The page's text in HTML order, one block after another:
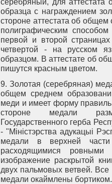
образца с награждением
стороне аттестата об
полиграфическим
первой и второй
четвертой - на русском
образцом. В аттестате об
пишутся красным цветом.
9. Золотая (серебряная)
общем среднем
меди и имеет форму
стороне медали
Государственного герба
- "Мiнiстэрства адукацыi
медали в верхней
расходящимися
изображение раскрытой
двух пальмовых ветвей.
медали окаймлены